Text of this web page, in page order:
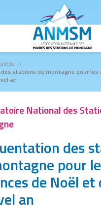
stations de montagne pour les
an
National des
des
pour
de Noël et
an